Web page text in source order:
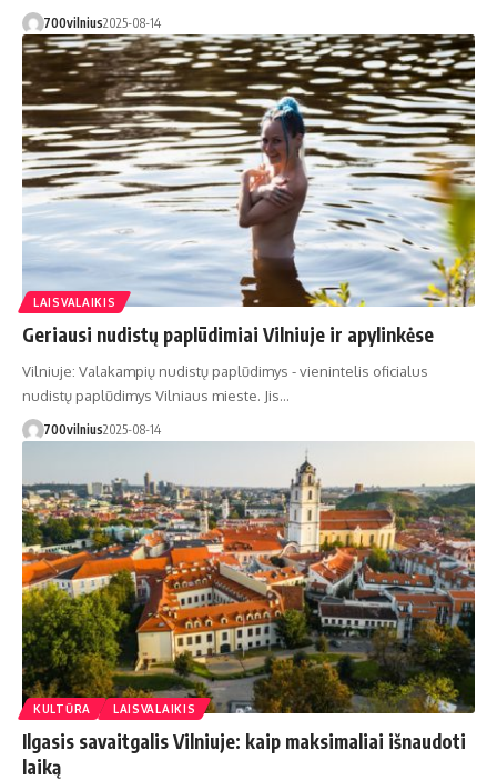
700vilnius2025-08-14
LAISVALAIKIS
Geriausi nudistų paplūdimiai Vilniuje ir apylinkėse
Vilniuje: Valakampių nudistų paplūdimys - vienintelis oficialus
nudistų paplūdimys Vilniaus mieste. Jis…
700vilnius2025-08-14
KULTŪRA LAISVALAIKIS
Ilgasis savaitgalis Vilniuje: kaip maksimaliai išnaudoti
laiką